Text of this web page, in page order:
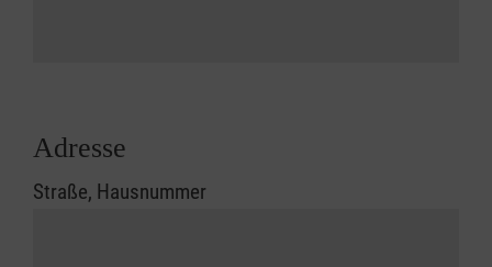
Adresse
Straße, Hausnummer